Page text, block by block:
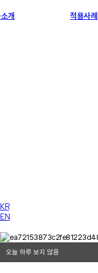
개 적용사례
KR
EN
오늘 하루 보지 않음